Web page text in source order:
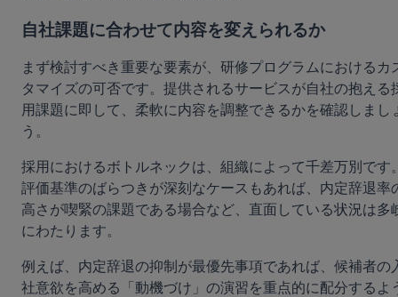
自社課題に合わせて内容を変えられるか
まず検討すべき重要な要素が、研修プログラムにおけるカ
タマイズの可否です。提供されるサービスが自社の抱える
用課題に即して、柔軟に内容を調整できるかを確認しまし
う。
採用におけるボトルネックは、組織によって千差万別です
評価基準のばらつきが深刻なケースもあれば、内定辞退率
高さが喫緊の課題である場合など、直面している状況は多
にわたります。
例えば、内定辞退の抑制が最優先事項であれば、候補者の
社意欲を高める「動機づけ」の演習を重点的に配分するよ